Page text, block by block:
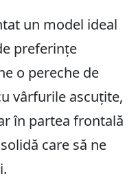
un model ideal
preferințe
o pereche de
vârfurile ascuțite,
în partea frontală
care să ne